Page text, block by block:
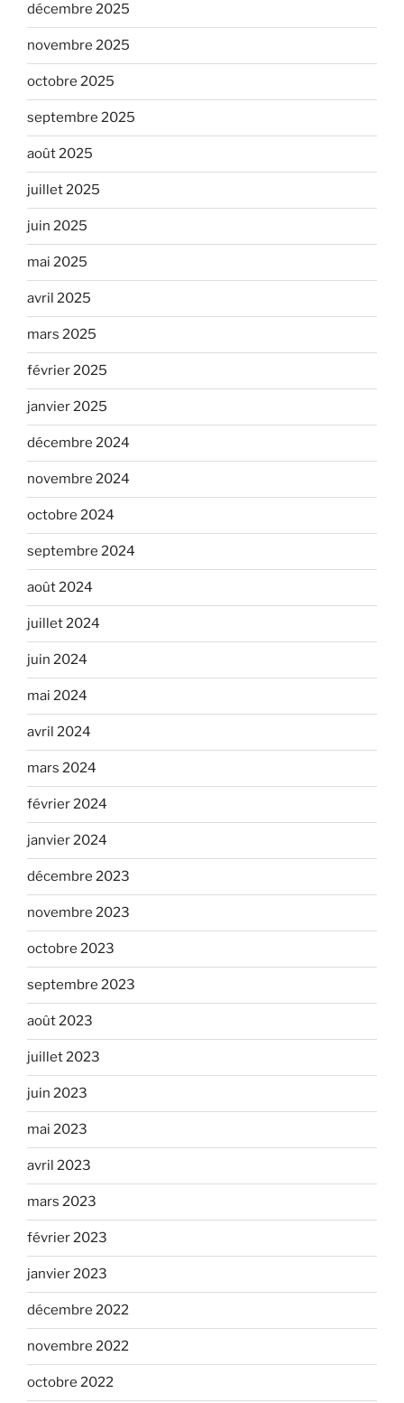
décembre 2025
novembre 2025
octobre 2025
septembre 2025
août 2025
juillet 2025
juin 2025
mai 2025
avril 2025
mars 2025
février 2025
janvier 2025
décembre 2024
novembre 2024
octobre 2024
septembre 2024
août 2024
juillet 2024
juin 2024
mai 2024
avril 2024
mars 2024
février 2024
janvier 2024
décembre 2023
novembre 2023
octobre 2023
septembre 2023
août 2023
juillet 2023
juin 2023
mai 2023
avril 2023
mars 2023
février 2023
janvier 2023
décembre 2022
novembre 2022
octobre 2022